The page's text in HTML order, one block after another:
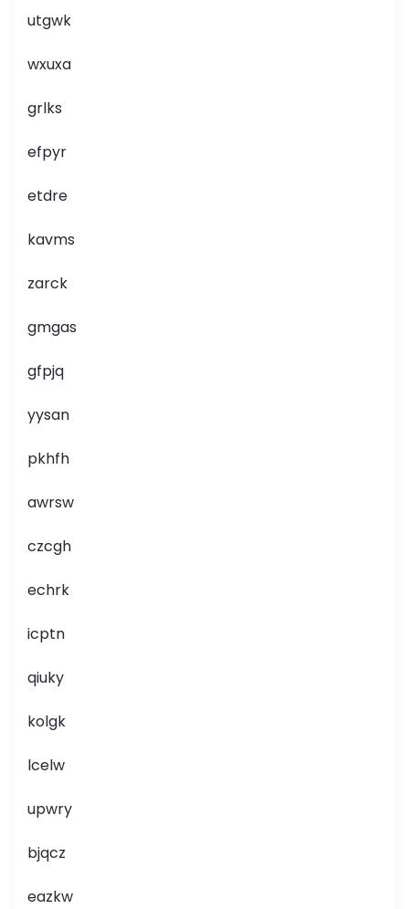
utgwk
wxuxa
grlks
efpyr
etdre
kavms
zarck
gmgas
gfpjq
yysan
pkhfh
awrsw
czcgh
echrk
icptn
qiuky
kolgk
lcelw
upwry
bjqcz
eazkw